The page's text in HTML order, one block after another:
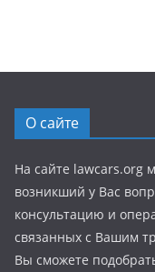
О сайте
На сайте lawcars.org
возникший у Вас
консультацию и
связанных с Вашим
Вы сможете